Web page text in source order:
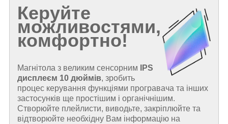
Керуйте
можливостями,
комфортно!
Магнітола з великим сенсорним
IPS
дисплеєм 10 дюймів, зробить
процес керування функціями програвача та інших
застосунків ще простішим і органічнішим.
Створюйте плейлисти, виводьте, закріплюйте та
відтворюйте необхідну Вам інформацію на